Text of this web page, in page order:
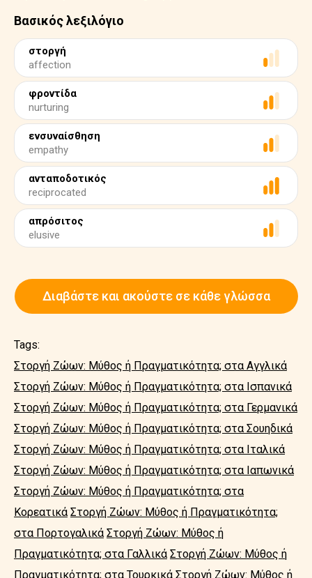
Βασικός λεξιλόγιο
στοργή
affection
φροντίδα
nurturing
ενσυναίσθηση
empathy
ανταποδοτικός
reciprocated
απρόσιτος
elusive
Διαβάστε και ακούστε σε κάθε γλώσσα
Tags:
Στοργή Ζώων: Μύθος ή Πραγματικότητα; στα Αγγλικά
Στοργή Ζώων: Μύθος ή Πραγματικότητα; στα Ισπανικά
Στοργή Ζώων: Μύθος ή Πραγματικότητα; στα Γερμανικά
Στοργή Ζώων: Μύθος ή Πραγματικότητα; στα Σουηδικά
Στοργή Ζώων: Μύθος ή Πραγματικότητα; στα Ιταλικά
Στοργή Ζώων: Μύθος ή Πραγματικότητα; στα Ιαπωνικά
Στοργή Ζώων: Μύθος ή Πραγματικότητα; στα
Κορεατικά Στοργή Ζώων: Μύθος ή Πραγματικότητα;
στα Πορτογαλικά Στοργή Ζώων: Μύθος ή
Πραγματικότητα; στα Γαλλικά Στοργή Ζώων: Μύθος ή
Πραγματικότητα; στα Τουρκικά Στοργή Ζώων: Μύθος ή